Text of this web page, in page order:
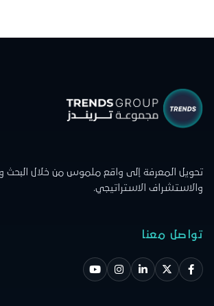
تحويل المعرفة إلى واقع ملموس من خلال البحث
والاستشراف الاستراتيجي.
تواصل معنا